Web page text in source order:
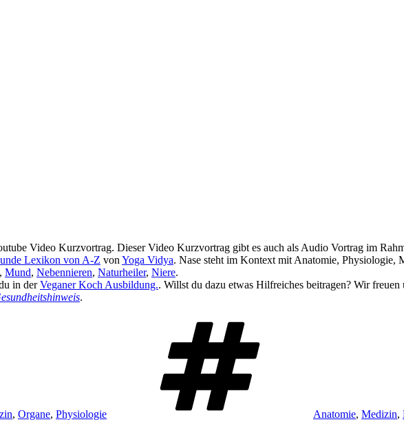
Video Kurzvortrag. Dieser Video Kurzvortrag gibt es auch als Audio Vortrag im
Lexikon von A-Z von Yoga Vidya. Nase steht im Kontext mit Anatomie, Physiologie,
, Mund, Nebennieren, Naturheiler, Niere.
in derVeganer Koch Ausbildung.. Willst du dazu etwas Hilfreiches beitragen? Wir freuen
.
, Organe, Physiologie Anatomie, Medizin,